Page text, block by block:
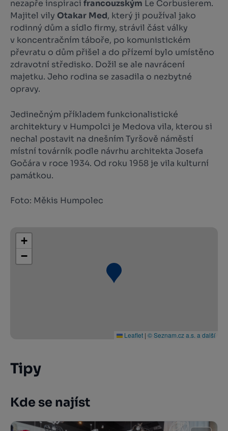
nezapře inspiraci francouzským Le Corbusierem.
Majitel vily Otakar Med, který ji používal jako
rodinný dům a sídlo firmy, strávil část války
v koncentračním táboře, po komunistickém
převratu o dům přišel a do přízemí bylo umístěno
zdravotní středisko. Dožil se ale navrácení
majetku. Jeho rodina se zasadila o nezbytné
opravy.
Jedinečným příkladem funkcionalistické
architektury v Humpolci je Medova vila, kterou si
nechal postavit na dnešním Tyršově náměstí
místní továrník podle návrhu architekta Josefa
Gočára v roce 1934. Od roku 1958 je vila kulturní
památkou.
Foto: Měkis Humpolec
+
−
Leaflet | © Seznam.cz a.s. a další
Tipy
Kde se najíst